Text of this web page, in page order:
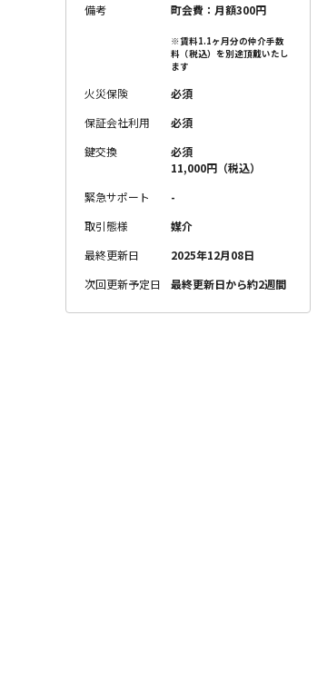
備考
町会費：月額300円
※賃料1.1ヶ月分の仲介手数
料（税込）を別途頂戴いたし
ます
火災保険
必須
保証会社利用
必須
鍵交換
必須
11,000円（税込）
緊急サポート
-
取引態様
媒介
最終更新日
2025年12月08日
次回更新予定日
最終更新日から約2週間